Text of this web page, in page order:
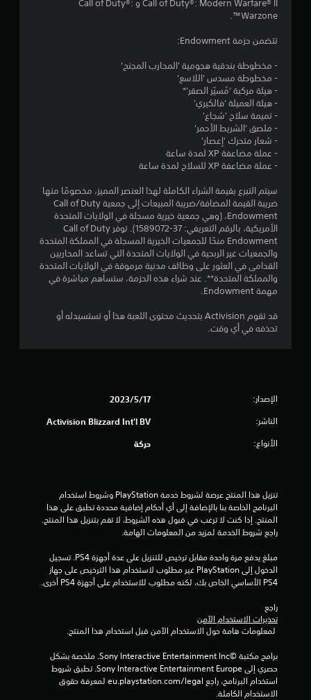
و
م
م
ن
ج
م
ي
م
ن
ا
ل
ي
Call of Duty®: Modern Warfare® II و Call of Duty®:
Warzone™.
تتضمن حزمة Endowment:
- مخطوطة بندقية هجومية 'المحارب المجنح'
- مخطوطة مسدس 'اللاسع'
- هيئة مركبة 'مُسيّر الصقر'*
- هيئة العميلة 'فالكيري'
- تميمة سلاح 'شجاع'
- ملصق 'الشريط الأحمر'
- شعار متحرك 'إعصار'
- عملة مضاعفة XP لمدة ساعة
- عملة مضاعفة XP للسلاح لمدة ساعة
سيتم التبرع بقيمة الشراء الكاملة لهذا العنصر المميز، مخصومًا منها
ضريبة القيمة المضافة/ضريبة المبيعات إلى جمعية Call of Duty
Endowment، (وهي جمعية خيرية مسجلة في الولايات المتحدة
الأمريكية، بالرقم التعريفي: 37-1589072). توفر Call of Duty
Endowment منحًا للجمعيات الخيرية المسجلة في المملكة المتحدة
والجمعيات غير الربحية في الولايات المتحدة التي تساعد المحاربين
القدامى في العثور على وظائف مدنية مرموقة في الولايات المتحدة
والمملكة المتحدة**. عند شراء هذه الحزمة، ستساهم مباشرة في
مهمة Endowment.
قد تقوم Activision بتحديث محتوى اللعبة هذا أو تستسبدله أو
تحذفه في أي وقت.
الإصدار: 17‏/5‏/2023
الناشر: Activision Blizzard Int'l BV
الأنواع: حركة
راجع شروط الخدمة لمزيد من المعلومات الهامة.
PS4 الأساسي الخاص بك، لكنه مطلوب للاستخدام على أجهزة PS4 أخرى.
راجع
تحذيرات الاستخدام الآمن
الاستخدام الكاملة.